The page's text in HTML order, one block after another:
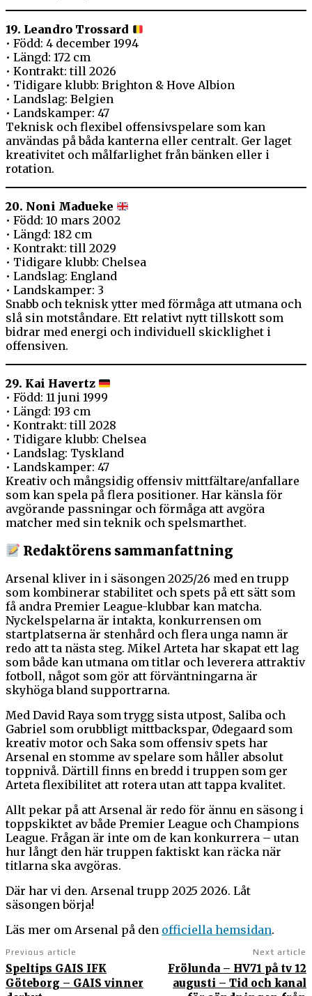
19. Leandro Trossard
• Född: 4 december 1994
• Längd: 172 cm
• Kontrakt: till 2026
• Tidigare klubb: Brighton & Hove Albion
• Landslag: Belgien
• Landskamper: 47
Teknisk och flexibel offensivspelare som kan
användas på båda kanterna eller centralt. Ger laget
kreativitet och målfarlighet från bänken eller i
rotation.
20. Noni Madueke
• Född: 10 mars 2002
• Längd: 182 cm
• Kontrakt: till 2029
• Tidigare klubb: Chelsea
• Landslag: England
• Landskamper: 3
Snabb och teknisk ytter med förmåga att utmana och
slå sin motståndare. Ett relativt nytt tillskott som
bidrar med energi och individuell skicklighet i
offensiven.
29. Kai Havertz
• Född: 11 juni 1999
• Längd: 193 cm
• Kontrakt: till 2028
• Tidigare klubb: Chelsea
• Landslag: Tyskland
• Landskamper: 47
Kreativ och mångsidig offensiv mittfältare/anfallare
som kan spela på flera positioner. Har känsla för
avgörande passningar och förmåga att avgöra
matcher med sin teknik och spelsmarthet.
Redaktörens sammanfattning
Arsenal kliver in i säsongen 2025/26 med en trupp
som kombinerar stabilitet och spets på ett sätt som
få andra Premier League-klubbar kan matcha.
Nyckelspelarna är intakta, konkurrensen om
startplatserna är stenhård och flera unga namn är
redo att ta nästa steg. Mikel Arteta har skapat ett lag
som både kan utmana om titlar och leverera attraktiv
fotboll, något som gör att förväntningarna är
skyhöga bland supportrarna.
Med David Raya som trygg sista utpost, Saliba och
Gabriel som orubbligt mittbackspar, Ødegaard som
kreativ motor och Saka som offensiv spets har
Arsenal en stomme av spelare som håller absolut
toppnivå. Därtill finns en bredd i truppen som ger
Arteta flexibilitet att rotera utan att tappa kvalitet.
Allt pekar på att Arsenal är redo för ännu en säsong i
toppskiktet av både Premier League och Champions
League. Frågan är inte om de kan konkurrera – utan
hur långt den här truppen faktiskt kan räcka när
titlarna ska avgöras.
Där har vi den. Arsenal trupp 2025 2026. Låt
säsongen börja!
Läs mer om Arsenal på den officiella hemsidan.
Previous article
Speltips GAIS IFK
Göteborg – GAIS vinner
Next article
Frölunda – HV71 på tv 12
augusti – Tid och kanal